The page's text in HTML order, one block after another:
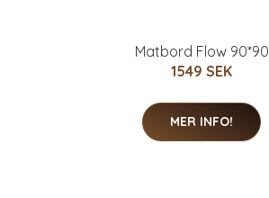
Matbord Flow 90*90
1549 SEK
MER INFO!